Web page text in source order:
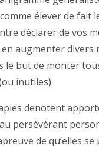
élever de fait
déclarer de vos
augmenter divers
le but de monter
inutiles).
denotent
persévérant
de qu’elles